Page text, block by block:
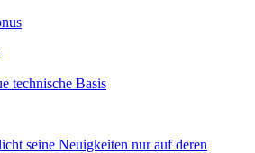
technische Basis
seine Neuigkeiten nur auf deren